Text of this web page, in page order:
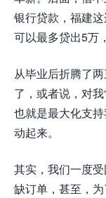
银行贷款，福建
可以最多贷出5万
从毕业后折腾了
了，或者说，对
也就是最大化支
动起来。
其实，我们一度
缺订单，甚至，